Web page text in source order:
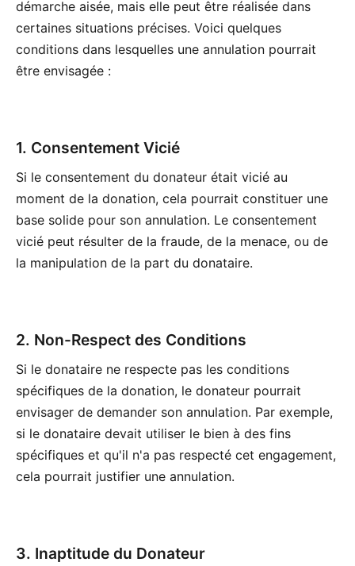
démarche aisée, mais elle peut être réalisée dans
certaines situations précises. Voici quelques
conditions dans lesquelles une annulation pourrait
être envisagée :
1. Consentement Vicié
Si le consentement du donateur était vicié au
moment de la donation, cela pourrait constituer une
base solide pour son annulation. Le consentement
vicié peut résulter de la fraude, de la menace, ou de
la manipulation de la part du donataire.
2. Non-Respect des Conditions
Si le donataire ne respecte pas les conditions
spécifiques de la donation, le donateur pourrait
envisager de demander son annulation. Par exemple,
si le donataire devait utiliser le bien à des fins
spécifiques et qu'il n'a pas respecté cet engagement,
cela pourrait justifier une annulation.
3. Inaptitude du Donateur